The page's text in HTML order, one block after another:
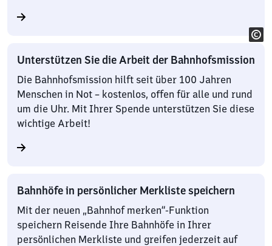
Unterstützen Sie die Arbeit der Bahnhofsmission
Die Bahnhofsmission hilft seit über 100 Jahren
Menschen in Not – kostenlos, offen für alle und rund
um die Uhr. Mit Ihrer Spende unterstützen Sie diese
wichtige Arbeit!
Bahnhöfe in persönlicher Merkliste speichern
Mit der neuen „Bahnhof merken“-Funktion
speichern Reisende Ihre Bahnhöfe in Ihrer
persönlichen Merkliste und greifen jederzeit auf